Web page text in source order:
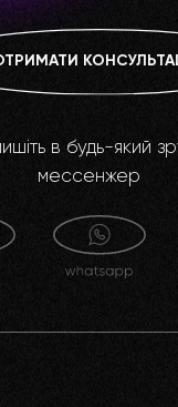
в будь-який
мессенжер